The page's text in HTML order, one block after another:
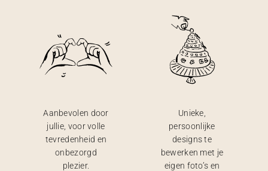
Aanbevolen door
jullie, voor volle
tevredenheid en
onbezorgd
plezier.
Unieke,
persoonlijke
designs te
bewerken met je
eigen foto’s en